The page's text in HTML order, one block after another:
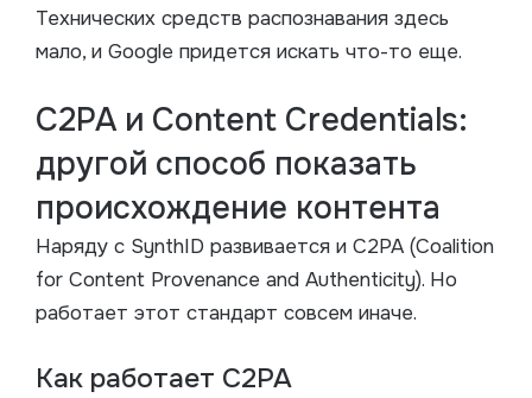
Технических средств распознавания здесь
мало, и Google придется искать что-то еще.
C2PA и Content Credentials:
другой способ показать
происхождение контента
Наряду с SynthID развивается и C2PA (Coalition
for Content Provenance and Authenticity). Но
работает этот стандарт совсем иначе.
Как работает C2PA